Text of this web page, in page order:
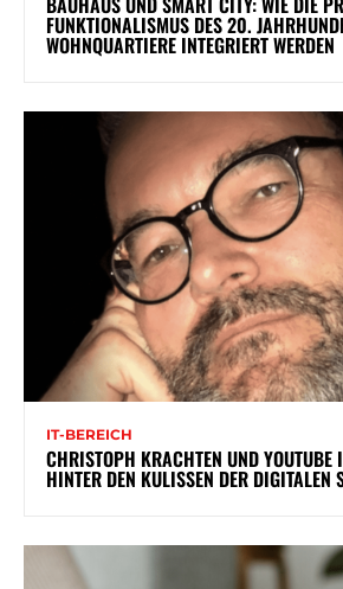
FUNKTIONALISMUS DES 20.
WOHNQUARTIERE INTEGRIERT WERDEN
IT-BEREICH
CHRISTOPH KRACHTEN UND YOUTUBE
HINTER DEN KULISSEN DER DIGITALEN